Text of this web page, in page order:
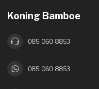
Koning Bamboe
085 060 8853
085 060 8853